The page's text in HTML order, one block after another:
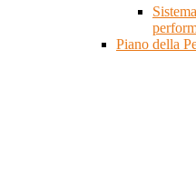
Piano della